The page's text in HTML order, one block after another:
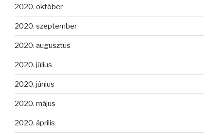
2020. október
2020. szeptember
2020. augusztus
2020. július
2020. június
2020. május
2020. április